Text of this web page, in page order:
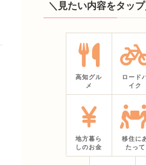
＼見たい内容をタップ
高知グル
メ
ロード
イク
地方暮ら
しのお金
移住に
たって